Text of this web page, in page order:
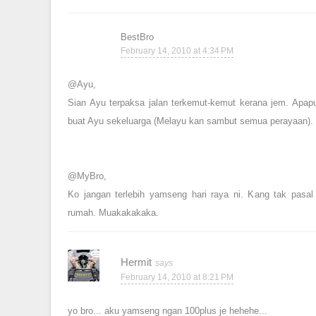
BestBro
February 14, 2010 at 4:34 PM
@Ayu,
Sian Ayu terpaksa jalan terkemut-kemut kerana jem.
buat Ayu sekeluarga (Melayu kan sambut semua perayaan).
@MyBro,
Ko jangan terlebih yamseng hari raya ni. Kang tak
rumah. Muakakakaka.
Hermit
February 14, 2010 at 8:21 PM
yo bro... aku yamseng ngan 100plus je hehehe...